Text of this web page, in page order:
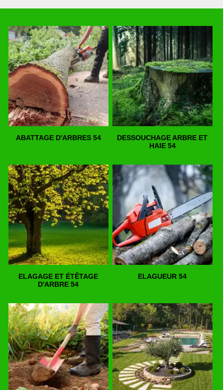
ABATTAGE D'ARBRES 54
DESSOUCHAGE ARBRE ET
HAIE 54
ELAGAGE ET ÉTÊTAGE
D'ARBRE 54
ELAGUEUR 54